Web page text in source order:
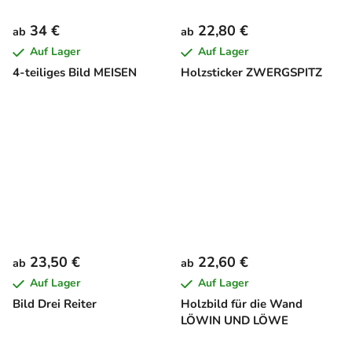
4-teiliges Bild MEISEN
ab 34 €
Auf Lager
Holzsticker ZWERGSPITZ
ab 22,80 €
Auf Lager
Bild Drei Reiter
ab 23,50 €
Auf Lager
Holzbild für die Wand
LÖWIN UND LÖWE
ab 22,60 €
Auf Lager